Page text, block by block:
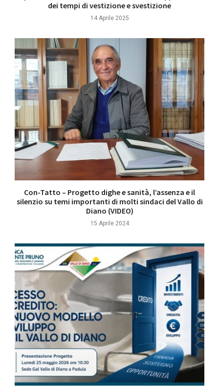
dei tempi di vestizione e svestizione
14 Aprile 2025
Con-Tatto – Progetto dighe e sanità, l’assenza e il
silenzio su temi importanti di molti sindaci del Vallo di
Diano (VIDEO)
15 Aprile 2024